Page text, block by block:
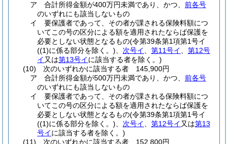
ア
合計所得金額が400万円未満であり、かつ、 前各号
のいずれにも該当しないもの
イ
要保護者であって、その者が課される保険料額につ
いてこの号の区分による額を適用されたならば保護を
必要としない状態となるもの(令第39条第1項第1号イ
((1)に係る部分を除く。) 次号イ 第11号イ
第12号
イ 又は第13号イに該当する者を除く。)
(10)
次のいずれかに該当する者 145,900円
ア
合計所得金額が500万円未満であり、かつ、 前各号
のいずれにも該当しないもの
イ
要保護者であって、その者が課される保険料額につ
いてこの号の区分による額を適用されたならば保護を
必要としない状態となるもの(令第39条第1項第1号イ
((1)に係る部分を除く。) 次号イ 第12号イ 又は第13
号イに該当する者を除く。)
(11)
次のいずれかに該当する者 152,800円